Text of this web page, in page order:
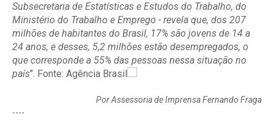
Subsecretaria de Estatísticas e Estudos do Trabalho, do
Ministério do Trabalho e Emprego - revela que, dos 207
milhões de habitantes do Brasil, 17% são jovens de 14 a
24 anos, e desses, 5,2 milhões estão desempregados, o
que corresponde a 55% das pessoas nessa situação no
país". Fonte: Agência Brasil
Por Assessoria de Imprensa Fernando Fraga
----